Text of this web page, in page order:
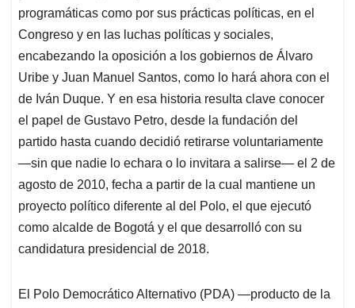
programáticas como por sus prácticas políticas, en el
Congreso y en las luchas políticas y sociales,
encabezando la oposición a los gobiernos de Álvaro
Uribe y Juan Manuel Santos, como lo hará ahora con el
de Iván Duque. Y en esa historia resulta clave conocer
el papel de Gustavo Petro, desde la fundación del
partido hasta cuando decidió retirarse voluntariamente
—sin que nadie lo echara o lo invitara a salirse— el 2 de
agosto de 2010, fecha a partir de la cual mantiene un
proyecto político diferente al del Polo, el que ejecutó
como alcalde de Bogotá y el que desarrolló con su
candidatura presidencial de 2018.
El Polo Democrático Alternativo (PDA) —producto de la